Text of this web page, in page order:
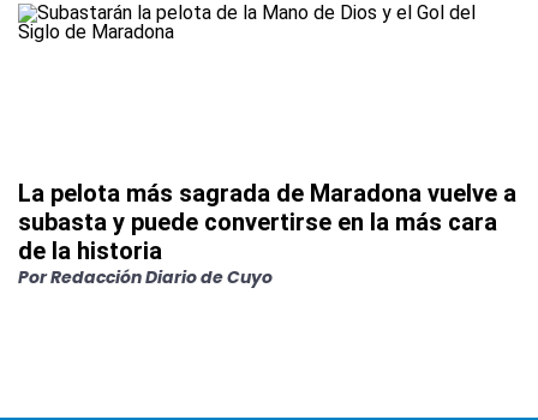
La pelota más sagrada de Maradona vuelve a
subasta y puede convertirse en la más cara
de la historia
PorRedacción Diario de Cuyo